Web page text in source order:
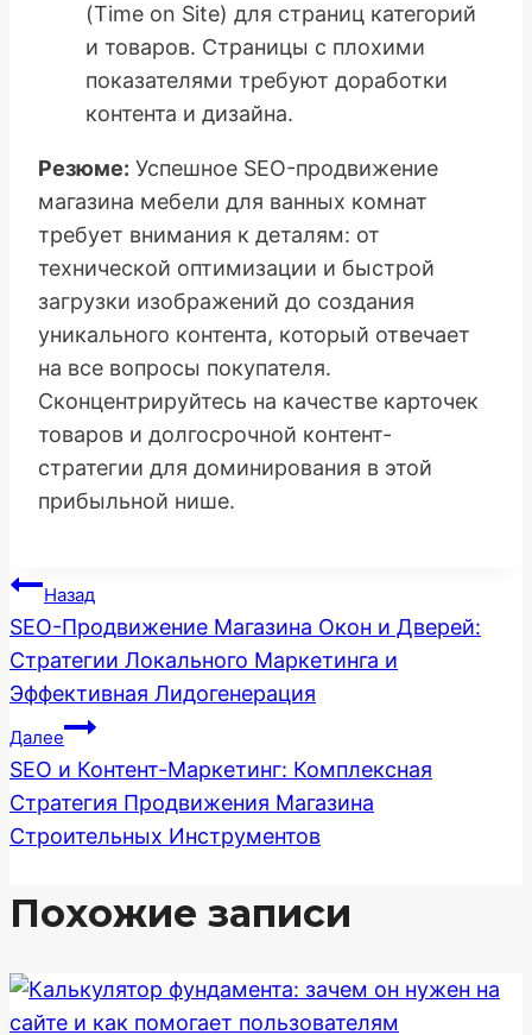
(Time on Site) для страниц категорий
и товаров. Страницы с плохими
показателями требуют доработки
контента и дизайна.
Резюме: Успешное SEO-продвижение
магазина мебели для ванных комнат
требует внимания к деталям: от
технической оптимизации и быстрой
загрузки изображений до создания
уникального контента, который отвечает
на все вопросы покупателя.
Сконцентрируйтесь на качестве карточек
товаров и долгосрочной контент-
стратегии для доминирования в этой
прибыльной нише.
Навигация
по
записям
Назад
SEO-Продвижение Магазина Окон и Дверей:
Стратегии Локального Маркетинга и
Эффективная Лидогенерация
Далее
SEO и Контент-Маркетинг: Комплексная
Стратегия Продвижения Магазина
Строительных Инструментов
Похожие записи